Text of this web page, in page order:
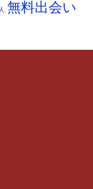
無料出会い